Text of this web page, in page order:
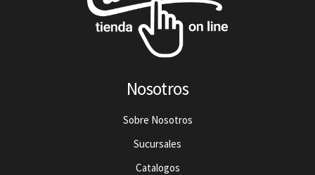
Nosotros
Sobre Nosotros
Sucursales
Catalogos